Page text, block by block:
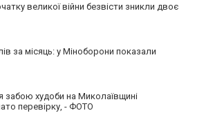
великої війни безвісти зникли двоє
за місяць: у Міноборони показали
забою худоби на Миколаївщині
перевірку, - ФОТО